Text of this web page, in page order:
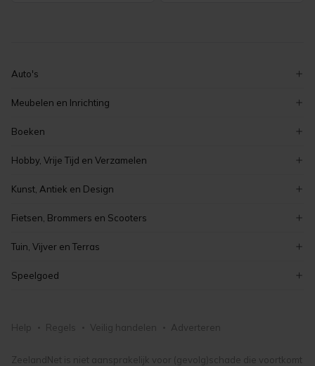
Auto's
volkswagen
peugeot
renault
Meubelen en Inrichting
decoratie
stoelen
tafels
Boeken
zeeuwse boeken
romans en literatuur
kinderboeken
Hobby, Vrije Tijd en Verzamelen
verzamelen
koken en bakken
kaarten maken en knutselen
Kunst, Antiek en Design
curiosa en brocante
antiek
vintage
Fietsen, Brommers en Scooters
elektrische fietsen
damesfietsen
Tuin, Vijver en Terras
tuinmeubelen
tuingereedschap
Speelgoed
buitenspeelgoed
Help Regels Veilig handelen Adverteren
ZeelandNet is niet aansprakelijk voor (gevolg)schade die voortkomt